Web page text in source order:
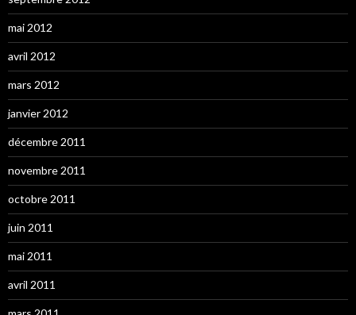
mai 2012
avril 2012
mars 2012
janvier 2012
décembre 2011
novembre 2011
octobre 2011
juin 2011
mai 2011
avril 2011